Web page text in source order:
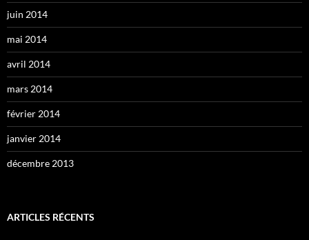
juin 2014
mai 2014
avril 2014
mars 2014
février 2014
janvier 2014
décembre 2013
ARTICLES RÉCENTS